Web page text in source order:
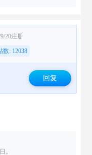
9/20注册
数: 12038
回复
。